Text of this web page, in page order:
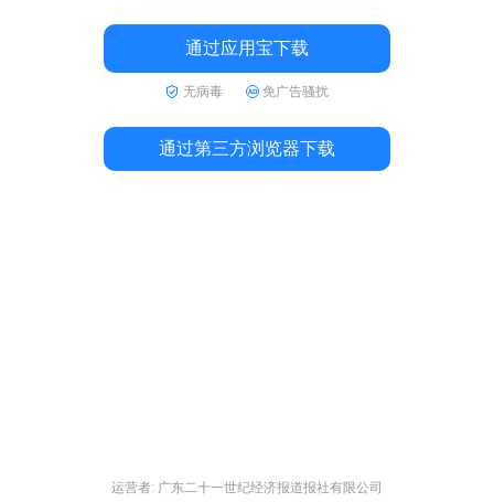
通过应用宝下载
无病毒 免广告骚扰
通过第三方浏览器下载
运营者: 广东二十一世纪经济报道报社有限公司